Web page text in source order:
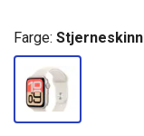
Farge: Stjerneskinn